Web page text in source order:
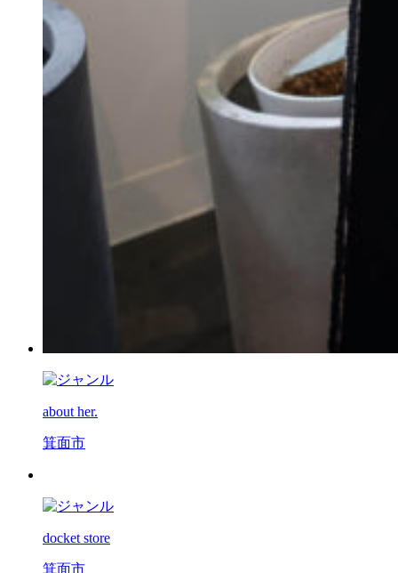
about her.
箕面市
docket store
箕面市